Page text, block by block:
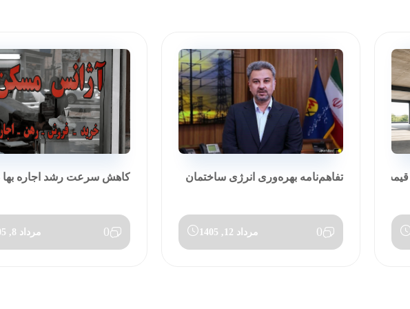
تفاهم‌نامه بهره‌وری انرژی ساختمان
0 مرداد 12, 1405
کاهش سرعت رشد اجاره بها در
0 مرداد 8, 1405